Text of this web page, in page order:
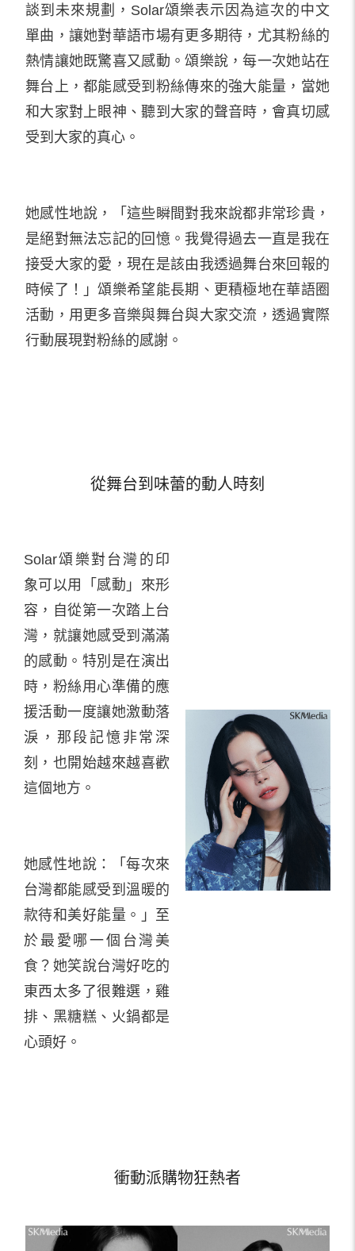
談到未來規劃，Solar頌樂表示因為這次的中文
單曲，讓她對華語市場有更多期待，尤其粉絲的
熱情讓她既驚喜又感動。頌樂說，每一次她站在
舞台上，都能感受到粉絲傳來的強大能量，當她
和大家對上眼神、聽到大家的聲音時，會真切感
受到大家的真心。
她感性地說，「這些瞬間對我來說都非常珍貴，
是絕對無法忘記的回憶。我覺得過去一直是我在
接受大家的愛，現在是該由我透過舞台來回報的
時候了！」頌樂希望能長期、更積極地在華語圈
活動，用更多音樂與舞台與大家交流，透過實際
行動展現對粉絲的感謝。
從舞台到味蕾的動人時刻
Solar頌樂對台灣的印
象可以用「感動」來形
容，自從第一次踏上台
灣，就讓她感受到滿滿
的感動。特別是在演出
時，粉絲用心準備的應
援活動一度讓她激動落
淚，那段記憶非常深
刻，也開始越來越喜歡
這個地方。
她感性地說：「每次來
台灣都能感受到溫暖的
款待和美好能量。」至
於最愛哪一個台灣美
食？她笑說台灣好吃的
東西太多了很難選，雞
排、黑糖糕、火鍋都是
心頭好。
衝動派購物狂熱者